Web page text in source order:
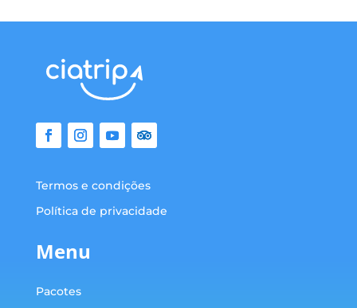
Termos e condições
Política de privacidade
Menu
Pacotes